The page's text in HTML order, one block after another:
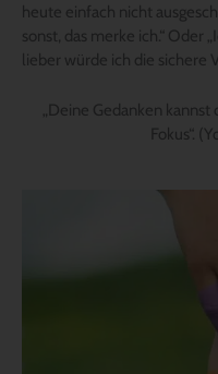
heute einfach nicht
sonst, das merke ich.“ Oder
lieber würde ich die sichere
„Deine Gedanken
Fokus“.